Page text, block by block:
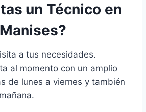
un Técnico en
Manises?
a tus necesidades.
al momento con un amplio
de lunes a viernes y también